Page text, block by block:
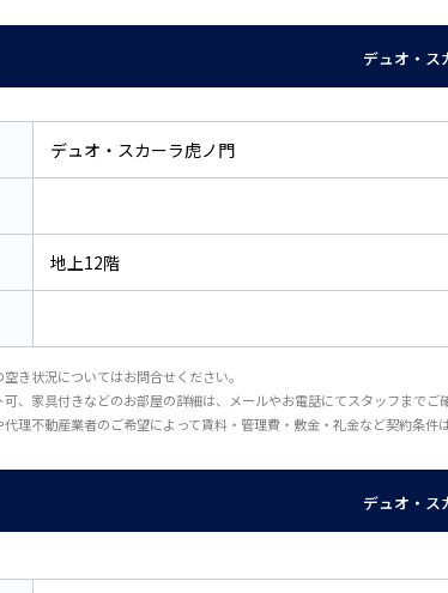
デュオ・ス
デュオ・スカーラ虎ノ門
地上12階
き状況についてはお問合せください。
、家具付きなどのお部屋の詳細は、メールやお電話にてスタッフまでご
理不動産業者のご希望によって賃料・管理費・敷金・礼金など契約条
デュオ・ス